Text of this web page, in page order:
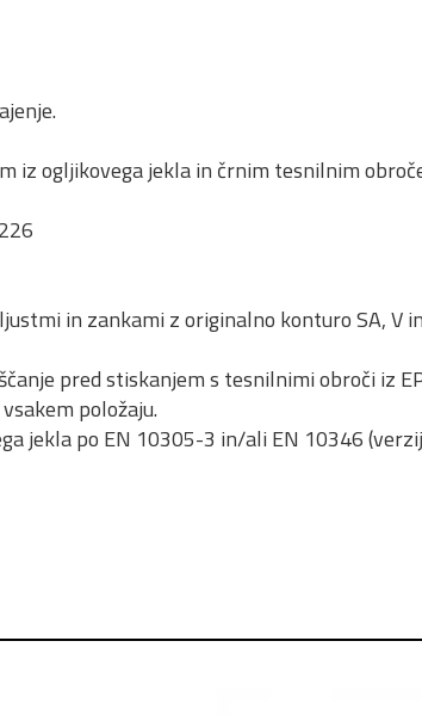
ogljikovega jekla in črnim tesnilnim
in zankami z originalno konturo SA, V
pred stiskanjem s tesnilnimi obroči iz
položaju.
jekla po EN 10305-3 in/ali EN 10346